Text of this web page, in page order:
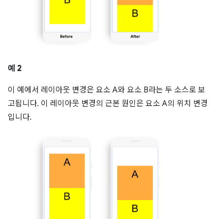
예 2
이 예에서 레이아웃 변경은 요소 A와 요소 B라는 두 소스로 보
고됩니다. 이 레이아웃 변경의 근본 원인은 요소 A의 위치 변경
입니다.